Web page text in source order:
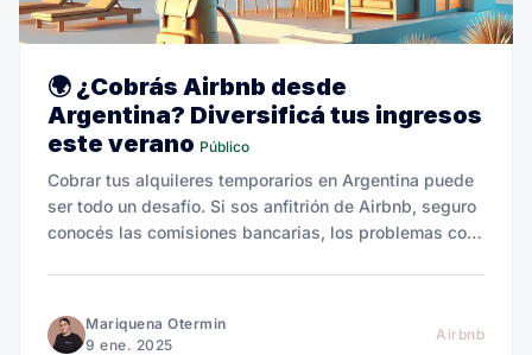
🌍 ¿Cobrás Airbnb desde
Argentina? Diversificá tus ingresos
este verano Público
Cobrar tus alquileres temporarios en Argentina puede
ser todo un desafío. Si sos anfitrión de Airbnb, seguro
conocés las comisiones bancarias, los problemas con
Mariquena Otermin
9 ene. 2025
Airbnb